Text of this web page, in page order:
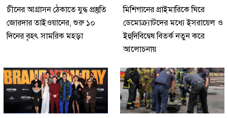
চীনের আগ্রাসন ঠেকাতে যুদ্ধ প্রস্তুতি
জোরদার তাইওয়ানের, শুরু ১০
দিনের বৃহৎ সামরিক মহড়া
মিশিগানের প্রাইমারিকে ঘিরে
ডেমোক্র্যাটদের মধ্যে ইসরায়েল ও
ইহুদিবিদ্বেষ বিতর্ক নতুন করে
আলোচনায়